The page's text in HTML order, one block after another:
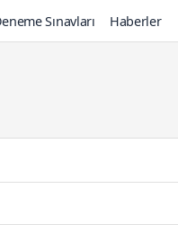
Sınavları Haberler